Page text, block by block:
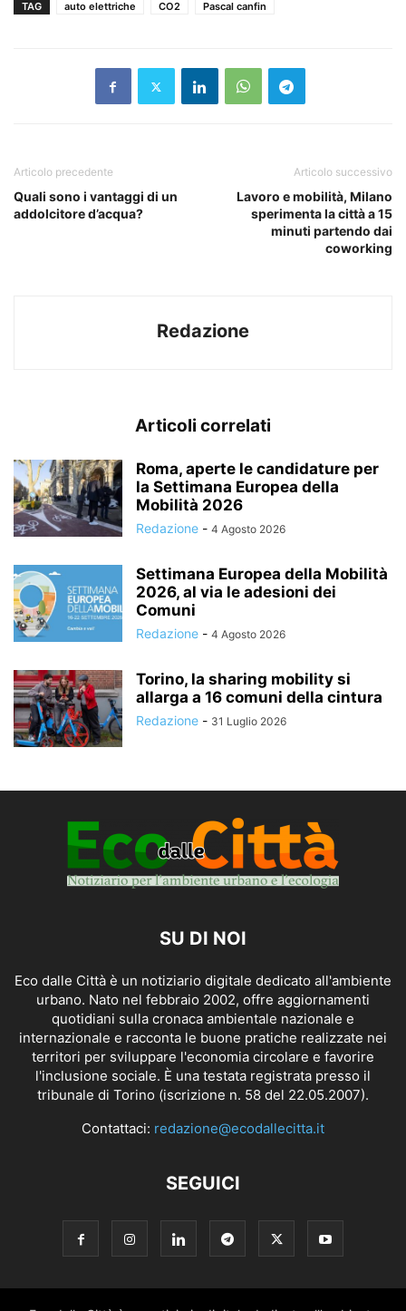
TAG auto elettriche CO2 Pascal canfin
Articolo precedente
Quali sono i vantaggi di un
addolcitore d’acqua?
Articolo successivo
Lavoro e mobilità, Milano
sperimenta la città a 15
minuti partendo dai
coworking
Redazione
Articoli correlati
Roma, aperte le candidature per
la Settimana Europea della
Mobilità 2026
Redazione - 4 Agosto 2026
Settimana Europea della Mobilità
2026, al via le adesioni dei
Comuni
Redazione - 4 Agosto 2026
Torino, la sharing mobility si
allarga a 16 comuni della cintura
Redazione - 31 Luglio 2026
SU DI NOI
Eco dalle Città è un notiziario digitale dedicato all'ambiente
urbano. Nato nel febbraio 2002, offre aggiornamenti
quotidiani sulla cronaca ambientale nazionale e
internazionale e racconta le buone pratiche realizzate nei
territori per sviluppare l'economia circolare e favorire
l'inclusione sociale. È una testata registrata presso il
tribunale di Torino (iscrizione n. 58 del 22.05.2007).
Contattaci: redazione@ecodallecitta.it
SEGUICI